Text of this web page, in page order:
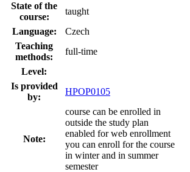
State of the
course:
taught
Language:
Czech
Teaching
methods:
full-time
Level:
Is provided
by:
HPOP0105
Note:
course can be enrolled in
outside the study plan
enabled for web enrollment
you can enroll for the course
in winter and in summer
semester